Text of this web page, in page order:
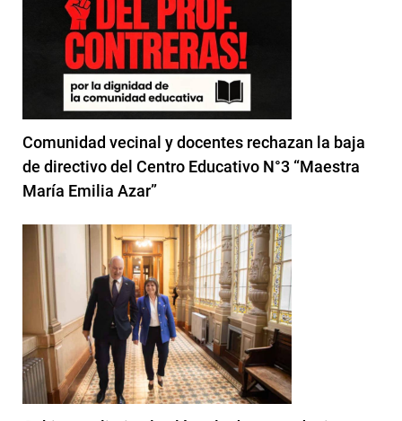
Comunidad vecinal y docentes rechazan la baja
de directivo del Centro Educativo N°3 “Maestra
María Emilia Azar”